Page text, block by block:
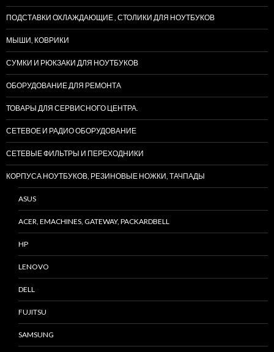
ПОДСТАВКИ ОХЛАЖДАЮЩИЕ , СТОЛИКИ ДЛЯ НОУТБУКОВ
МЫШИ, КОВРИКИ
СУМКИ И РЮКЗАКИ ДЛЯ НОУТБУКОВ
ОБОРУДОВАНИЕ ДЛЯ РЕМОНТА
ТОВАРЫ ДЛЯ СЕРВИСНОГО ЦЕНТРА.
СЕТЕВОЕ И РАДИО ОБОРУДОВАНИЕ
СЕТЕВЫЕ ФИЛЬТРЫ И ПЕРЕХОДНИКИ
КОРПУСА НОУТБУКОВ, РЕЗИНОВЫЕ НОЖКИ, ТАЧПАДЫ
ASUS
ACER, EMACHINES, GATEWAY, PACKARDBELL
HP
LENOVO
DELL
FUJITSU
SAMSUNG